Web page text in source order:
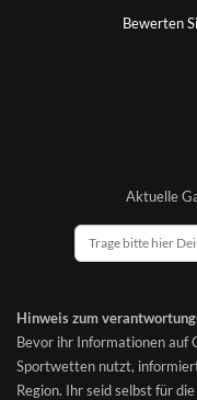
Bewerten
Aktuelle
Hinweis zum
Bevor ihr Informationen auf
Sportwetten nutzt,
Region. Ihr seid selbst für